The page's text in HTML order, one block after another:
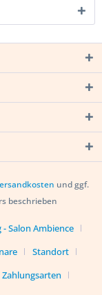
und ggf.
beschrieben
Salon Ambience
Standort
Zahlungsarten